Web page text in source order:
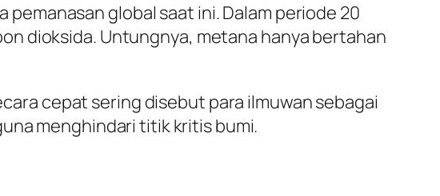
global saat ini. Dalam periode 20
dioksida. Untungnya, metana hanya bertahan
cepat sering disebut para ilmuwan sebagai
menghindari titik kritis bumi.